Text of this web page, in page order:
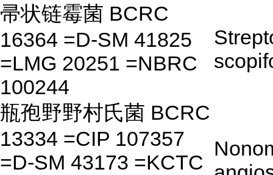
帚状链霉菌 BCRC
16364 =D-SM 41825
=LMG 20251 =NBRC
100244
瓶孢野野村氏菌 BCRC
13334 =CIP 107357
=D-SM 43173 =KCTC